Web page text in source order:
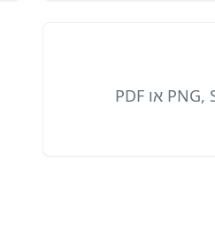
הורד קודי QR בפורמט PNG, SVG או PDF